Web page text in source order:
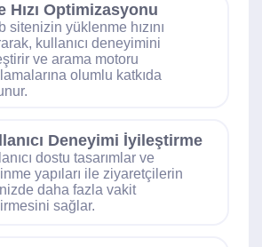
Hızı Optimizasyonu
sitenizin yüklenme hızını
kullanıcı deneyimini
ve arama motoru
olumlu katkıda
Deneyimi İyileştirme
dostu tasarımlar ve
yapıları ile ziyaretçilerin
daha fazla vakit
sağlar.